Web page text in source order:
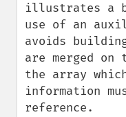
illustrates a
use of an
avoids
are merged on
the array
information
reference.